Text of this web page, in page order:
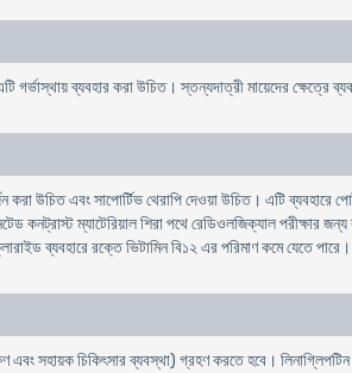
ব্যবহার করা উচিত। স্তন্যদাত্রী মায়েদের ক্ষেত্রে
এবং সাপোর্টিভ থেরাপি দেওয়া উচিত। এটি ব্যবহারে পোষ্ট
কনট্রাস্ট ম্যাটেরিয়াল শিরা পথে রেডিওলজিক্যাল পরীক্ষার
ব্যবহারে রক্তে ভিটামিন বি১২ এর পরিমাণ কমে যেতে
সহায়ক চিকিৎসার ব্যবস্থা) গ্রহণ করতে হবে।